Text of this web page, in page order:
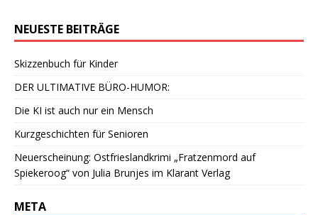
NEUESTE BEITRÄGE
Skizzenbuch für Kinder
DER ULTIMATIVE BÜRO-HUMOR:
Die KI ist auch nur ein Mensch
Kurzgeschichten für Senioren
Neuerscheinung: Ostfrieslandkrimi „Fratzenmord auf
Spiekeroog“ von Julia Brunjes im Klarant Verlag
META